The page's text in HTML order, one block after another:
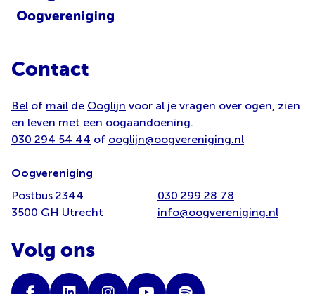
Contact
Bel of mail de Ooglijn voor al je vragen over ogen, zien
en leven met een oogaandoening.
030 294 54 44 of ooglijn@oogvereniging.nl
Oogvereniging
Postbus 2344
3500 GH Utrecht
030 299 28 78
info@oogvereniging.nl
Volg ons